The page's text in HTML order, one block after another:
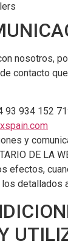
nosotros,
contacto
93 934 152
y
DE LA
efectos,
detallados